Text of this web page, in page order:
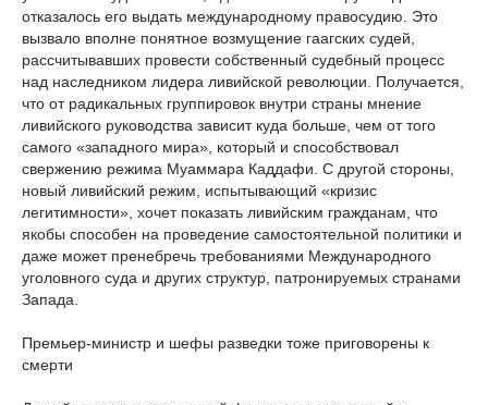
отказалось его выдать международному правосудию. Это
вызвало вполне понятное возмущение гаагских судей,
рассчитывавших провести собственный судебный процесс
над наследником лидера ливийской революции. Получается,
что от радикальных группировок внутри страны мнение
ливийского руководства зависит куда больше, чем от того
самого «западного мира», который и способствовал
свержению режима Муаммара Каддафи. С другой стороны,
новый ливийский режим, испытывающий «кризис
легитимности», хочет показать ливийским гражданам, что
якобы способен на проведение самостоятельной политики и
даже может пренебречь требованиями Международного
уголовного суда и других структур, патронируемых странами
Запада.
Премьер-министр и шефы разведки тоже приговорены к
смерти